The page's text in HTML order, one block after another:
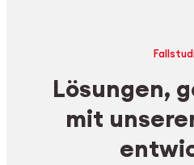
Lösungen,
mit